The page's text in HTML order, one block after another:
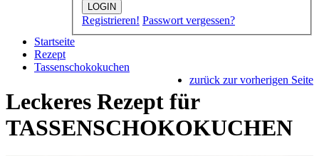
LOGIN
Registrieren! Passwort vergessen?
Startseite
Rezept
Tassenschokokuchen
zurück zur vorherigen Seite
Leckeres Rezept für
TASSENSCHOKOKUCHEN